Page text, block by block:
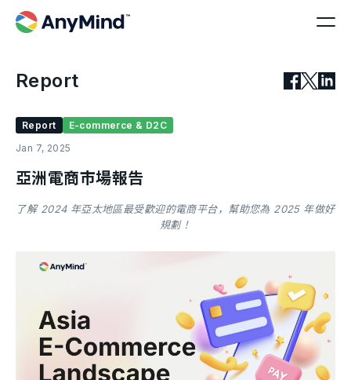
Report
Report
E-commerce & D2C
Jan 7, 2025
亞洲電商市場報告
了解 2024 年亞太地區最受歡迎的電商平台，幫助您為 2025 年做好
規劃！